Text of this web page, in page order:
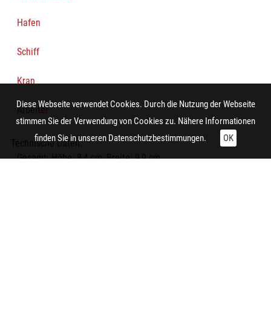
Hafen
Schiff
Kran
Arbeiter
Technische Daten:
Gesamt: Höhe: 8,4 cm; Breite: 9,9 cm
Diese Webseite verwendet Cookies. Durch die Nutzung der Webseite
stimmen Sie der Verwendung von Cookies zu. Nähere Informationen
finden Sie in unseren Datenschutzbestimmungen. OK